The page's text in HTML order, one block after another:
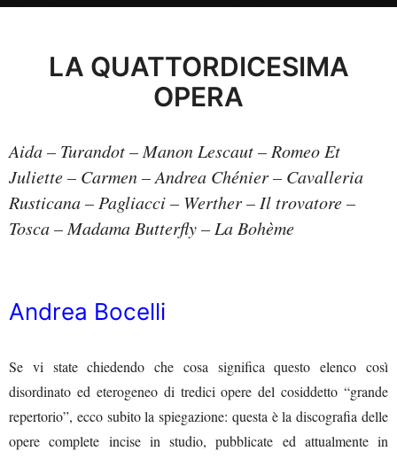
LA QUATTORDICESIMA
OPERA
Aida – Turandot – Manon Lescaut – Romeo Et
Juliette – Carmen – Andrea Chénier – Cavalleria
Rusticana – Pagliacci – Werther – Il trovatore –
Tosca – Madama Butterfly – La Bohème
Andrea Bocelli
Se vi state chiedendo che cosa significa questo elenco così
disordinato ed eterogeneo di tredici opere del cosiddetto “grande
repertorio”, ecco subito la spiegazione: questa è la discografia delle
opere complete incise in studio, pubblicate ed attualmente in